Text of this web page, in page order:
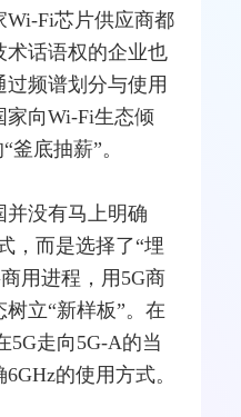
Wi-Fi芯片供应商都
术话语权的企业也
频谱划分与使用
家向Wi-Fi生态倾
底抽薪”。
并没有马上明确
，而是选择了“埋
用进程，用5G商
立“新样板”。在
5G走向5G-A的当
的使用方式。